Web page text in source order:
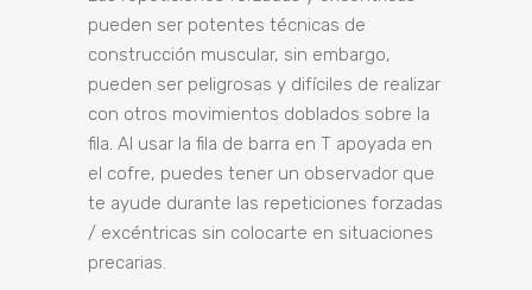
pueden ser potentes técnicas de
construcción muscular, sin embargo,
pueden ser peligrosas y difíciles de realizar
con otros movimientos doblados sobre la
fila. Al usar la fila de barra en T apoyada en
el cofre, puedes tener un observador que
te ayude durante las repeticiones forzadas
/ excéntricas sin colocarte en situaciones
precarias.